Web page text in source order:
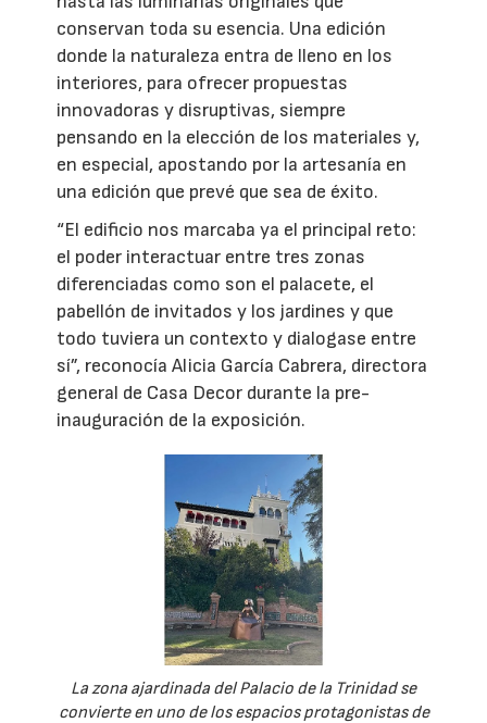
conservan toda su esencia. Una edición
donde la naturaleza entra de lleno en los
interiores, para ofrecer propuestas
innovadoras y disruptivas, siempre
pensando en la elección de los materiales y,
en especial, apostando por la artesanía en
una edición que prevé que sea de éxito.
“El edificio nos marcaba ya el principal reto:
el poder interactuar entre tres zonas
diferenciadas como son el palacete, el
pabellón de invitados y los jardines y que
todo tuviera un contexto y dialogase entre
sí”, reconocía Alicia García Cabrera, directora
general de Casa Decor durante la pre-
inauguración de la exposición.
La zona ajardinada del Palacio de la Trinidad se
convierte en uno de los espacios protagonistas de